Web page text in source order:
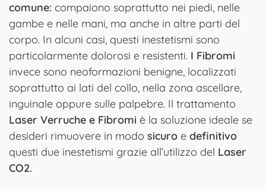
comune: compaiono soprattutto nei piedi, nelle
gambe e nelle mani, ma anche in altre parti del
corpo. In alcuni casi, questi inestetismi sono
particolarmente dolorosi e resistenti. I Fibromi
invece sono neoformazioni benigne, localizzati
soprattutto ai lati del collo, nella zona ascellare,
inguinale oppure sulle palpebre. Il trattamento
Laser Verruche e Fibromi è la soluzione ideale se
desideri rimuovere in modo sicuro e definitivo
questi due inestetismi grazie all’utilizzo del Laser
CO2.